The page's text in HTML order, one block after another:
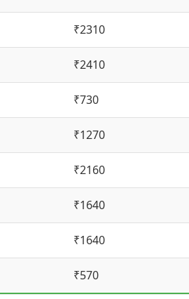
₹2310
₹2410
₹730
₹1270
₹2160
₹1640
₹1640
₹570